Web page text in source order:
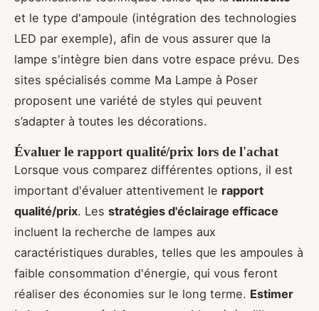
et le type d'ampoule (intégration des technologies
LED par exemple), afin de vous assurer que la
lampe s'intègre bien dans votre espace prévu. Des
sites spécialisés comme Ma Lampe à Poser
proposent une variété de styles qui peuvent
s’adapter à toutes les décorations.
Évaluer le rapport qualité/prix lors de l'achat
Lorsque vous comparez différentes options, il est
important d'évaluer attentivement le rapport
qualité/prix. Les stratégies d'éclairage efficace
incluent la recherche de lampes aux
caractéristiques durables, telles que les ampoules à
faible consommation d'énergie, qui vous feront
réaliser des économies sur le long terme. Estimer